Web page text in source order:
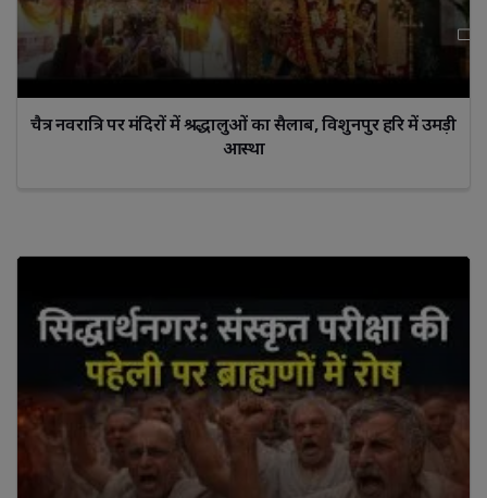
चैत्र नवरात्रि पर मंदिरों में श्रद्धालुओं का सैलाब, विशुनपुर हरि में उमड़ी
आस्था